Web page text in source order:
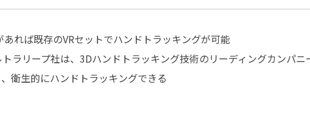
れば既存のVRセットでハンドトラッキングが可能
ラリープ社は、3Dハンドトラッキング技術のリーディングカンパニ
衛生的にハンドトラッキングできる